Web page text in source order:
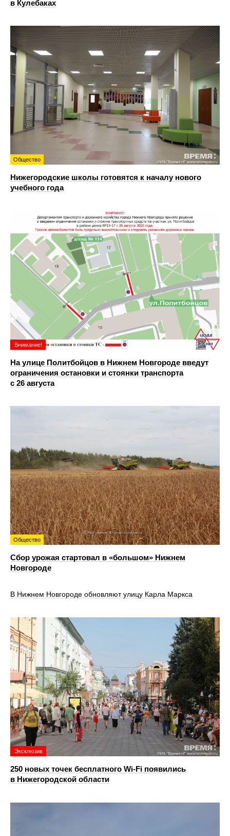
в Кулебаках
Общество
Нижегородские школы готовятся к началу нового
учебного года
Внимание!
На улице Политбойцов в Нижнем Новгороде введут
ограничения остановки и стоянки транспорта
с 26 августа
Общество
Сбор урожая стартовал в «большом» Нижнем
Новгороде
В Нижнем Новгороде обновляют улицу Карла Маркса
Эксклюзив
250 новых точек бесплатного Wi-Fi появились
в Нижегородской области